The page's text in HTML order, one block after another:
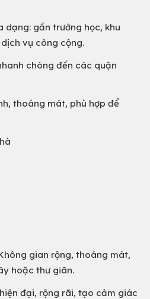
dạng: gần trường học, khu
vụ công cộng.
chóng đến các quận
thoáng mát, phù hợp để
gian rộng, thoáng mát,
hoặc thư giãn.
đại, rộng rãi, tạo cảm giác